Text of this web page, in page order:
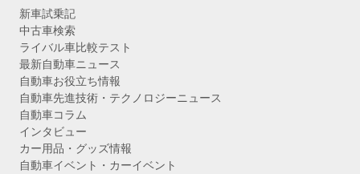
新車試乗記
中古車検索
ライバル車比較テスト
最新自動車ニュース
自動車お役立ち情報
自動車先進技術・テクノロジーニュース
自動車コラム
インタビュー
カー用品・グッズ情報
自動車イベント・カーイベント